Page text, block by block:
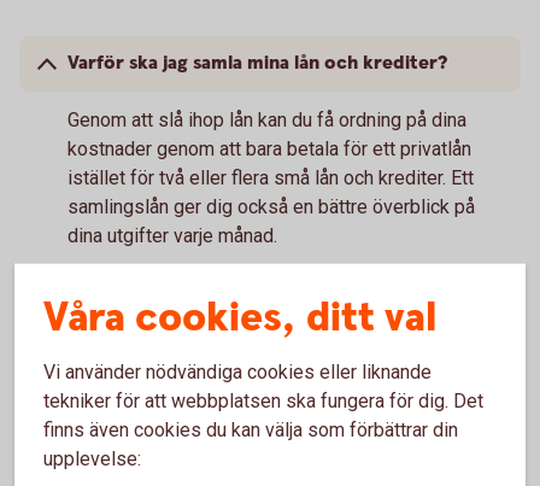
Varför ska jag samla mina lån och krediter?
Genom att slå ihop lån kan du få ordning på dina
kostnader genom att bara betala för ett privatlån
istället för två eller flera små lån och krediter. Ett
samlingslån ger dig också en bättre överblick på
dina utgifter varje månad.
Vad krävs för att jag ska få låna?
För att få låna ska du vara 18 år och ha en
regelbunden inkomst, som inte är bidrag,
studiemedel eller liknande. Det ska finnas utrymme
i din ekonomi att betala kostnaderna som är
Våra cookies, ditt val
Vi använder nödvändiga cookies eller liknande
tekniker för att webbplatsen ska fungera för dig. Det
finns även cookies du kan välja som förbättrar din
upplevelse: